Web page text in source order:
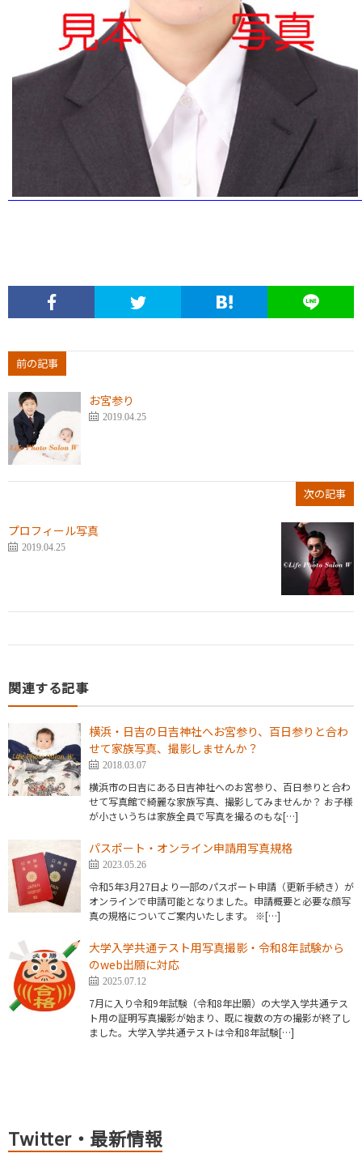
前の記事
お宮参り
2019.04.25
次の記事
プロフィール写真
2019.04.25
関連する記事
横浜・日吉の日吉神社へお宮参り、百日参りと合わ
せて家族写真、撮影しませんか？
2018.03.07
横浜市の日吉にある日吉神社へのお宮参り、百日参りと合わ
せて写真館で綺麗な家族写真、撮影してみませんか？ お子様
が小さいうちは家族全員で写真を撮るのもな[…]
パスポート・オンライン申請用写真規格
2023.05.26
令和5年3月27日より一部のパスポート申請（更新手続き）が
オンラインで申請可能となりました。申請概要と必要な顔写
真の規格についてご案内いたします。 ※[…]
大学入学共通テスト用写真撮影・令和8年試験から
のweb出願に対応
2025.07.12
7月に入り令和9年試験（令和8年出願）の大学入学共通テス
ト用の証明写真撮影が始まり、既に複数の方の撮影が終了し
ました。大学入学共通テストは令和8年試験[…]
Twitter・最新情報